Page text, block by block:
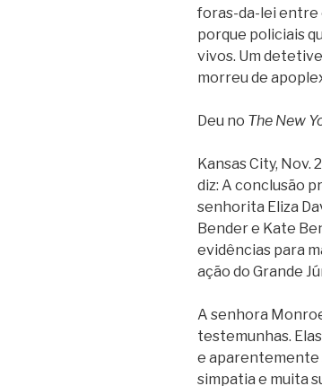
foras-da-lei entre
porque policiais
vivos. Um
morreu de
Deu no The New
Kansas City, Nov.
diz: A conclusão
senhorita Eliza
Bender e Kate
evidências para
ação do Grande
A senhora
testemunhas.
e aparentemente
simpatia e muita